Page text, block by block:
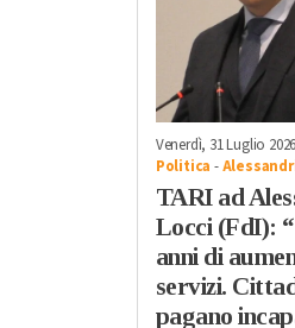
Venerdì, 31 Luglio
Politica -
TARI ad
Locci (FdI):
anni di
servizi.
pagano